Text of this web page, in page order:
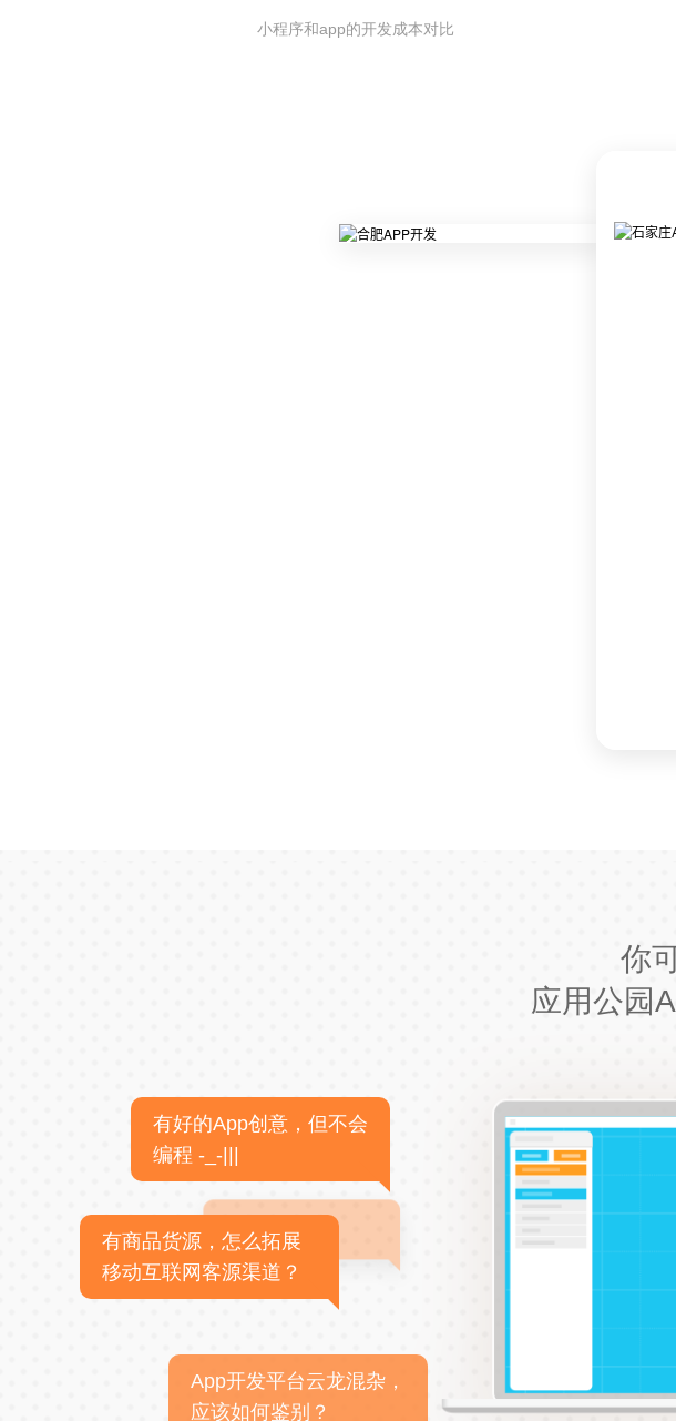
小程序和app的开发成本对比
你
应用公园
有好的App创意，但不会
编程 -_-|||
有商品货源，怎么拓展
移动互联网客源渠道？
App开发平台云龙混杂，
应该如何鉴别？